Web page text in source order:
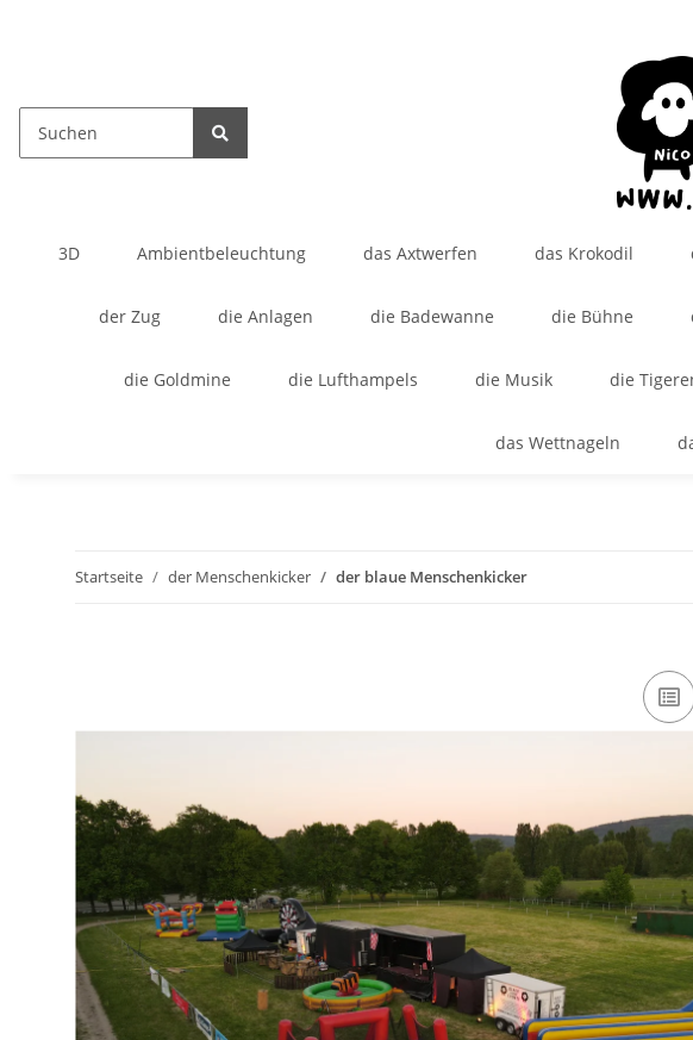
3D Ambientbeleuchtung das Axtwerfen das Krokodil
der Zug die Anlagen die Badewanne die Bühne
die Goldmine die Lufthampels die Musik die
das Wettnageln
Startseite der Menschenkicker der blaue Menschenkicker